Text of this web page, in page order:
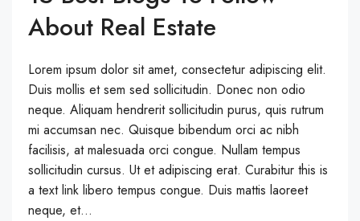
About Real Estate
Lorem ipsum dolor sit amet, consectetur adipiscing elit.
Duis mollis et sem sed sollicitudin. Donec non odio
neque. Aliquam hendrerit sollicitudin purus, quis rutrum
mi accumsan nec. Quisque bibendum orci ac nibh
facilisis, at malesuada orci congue. Nullam tempus
sollicitudin cursus. Ut et adipiscing erat. Curabitur this is
a text link libero tempus congue. Duis mattis laoreet
neque, et...